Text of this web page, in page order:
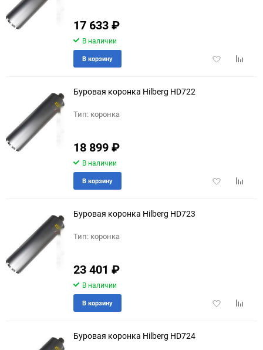
17 633₽
В наличии
Добавить
В корзину
Буровая коронка Hilberg HD722
Тип: коронка
18 899₽
В наличии
Добавить
В корзину
Буровая коронка Hilberg HD723
Тип: коронка
23 401 ₽
В наличии
Добавить
В корзину
Буровая коронка Hilberg HD724